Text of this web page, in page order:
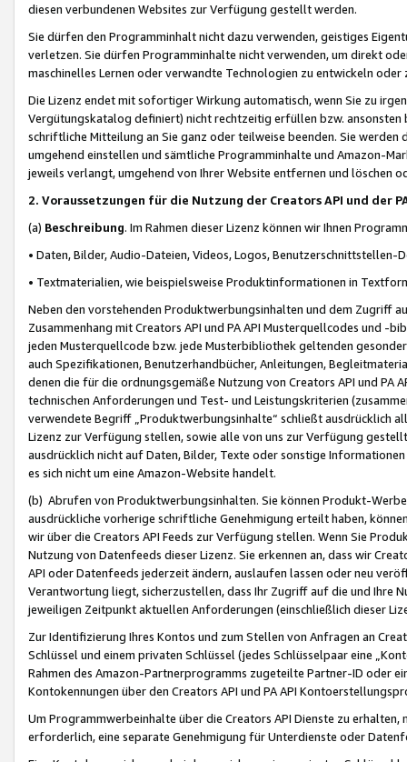
diesen verbundenen Websites zur Verfügung gestellt werden.
Sie dürfen den Programminhalt nicht dazu verwenden, geistiges
verletzen. Sie dürfen Programminhalte nicht verwenden, um direkt
maschinelles Lernen oder verwandte Technologien zu entwickeln
Die Lizenz endet mit sofortiger Wirkung automatisch, wenn Sie zu
Vergütungskatalog definiert) nicht rechtzeitig erfüllen bzw. ansonsten
schriftliche Mitteilung an Sie ganz oder teilweise beenden. Sie werden
umgehend einstellen und sämtliche Programminhalte und Amazon-
jeweils verlangt, umgehend von Ihrer Website entfernen und löschen
2. Voraussetzungen für die Nutzung der Creators API und der
(a) Beschreibung. Im Rahmen dieser Lizenz können wir Ihnen
• Daten, Bilder, Audio-Dateien, Videos, Logos, Benutzerschnittstellen-
• Textmaterialien, wie beispielsweise Produktinformationen in
Neben den vorstehenden Produktwerbungsinhalten und dem Zugriff
Zusammenhang mit Creators API und PA API Musterquellcodes und
jeden Musterquellcode bzw. jede Musterbibliothek geltenden
auch Spezifikationen, Benutzerhandbücher, Anleitungen,
denen die für die ordnungsgemäße Nutzung von Creators API und PA
technischen Anforderungen und Test- und Leistungskriterien
verwendete Begriff „Produktwerbungsinhalte“ schließt ausdrücklich
Lizenz zur Verfügung stellen, sowie alle von uns zur Verfügung
ausdrücklich nicht auf Daten, Bilder, Texte oder sonstige
es sich nicht um eine Amazon-Website handelt.
(b) Abrufen von Produktwerbungsinhalten. Sie können Produkt-
ausdrückliche vorherige schriftliche Genehmigung erteilt haben,
wir über die Creators API Feeds zur Verfügung stellen. Wenn Sie
Nutzung von Datenfeeds dieser Lizenz. Sie erkennen an, dass wir
API oder Datenfeeds jederzeit ändern, auslaufen lassen oder neu
Verantwortung liegt, sicherzustellen, dass Ihr Zugriff auf die und Ihre
jeweiligen Zeitpunkt aktuellen Anforderungen (einschließlich dieser
Zur Identifizierung Ihres Kontos und zum Stellen von Anfragen an
Schlüssel und einem privaten Schlüssel (jedes Schlüsselpaar eine
Rahmen des Amazon-Partnerprogramms zugeteilte Partner-ID oder
Kontokennungen über den Creators API und PA API
Um Programmwerbeinhalte über die Creators API Dienste zu
erforderlich, eine separate Genehmigung für Unterdienste oder